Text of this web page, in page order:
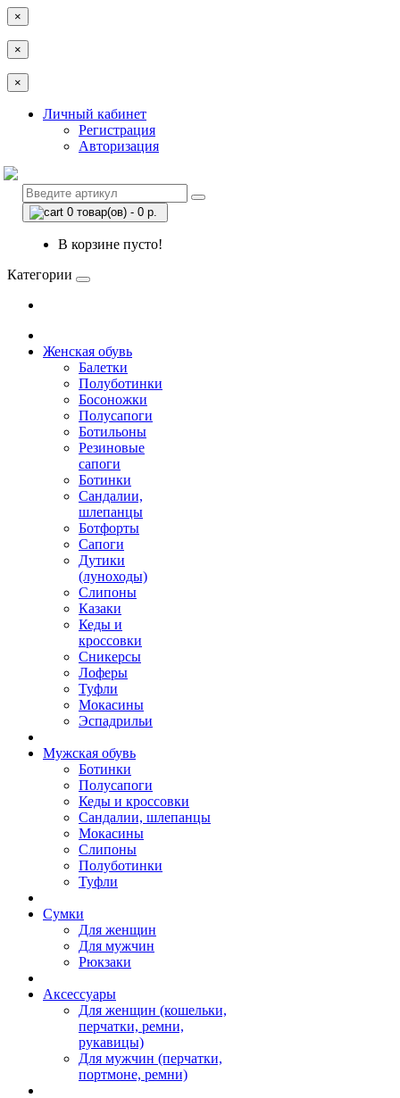
×
×
×
Личный кабинет
Регистрация
Авторизация
0 товар(ов) - 0 р.
В корзине пусто!
Категории
Женская обувь
Балетки
Полуботинки
Босоножки
Полусапоги
Ботильоны
Резиновые
сапоги
Ботинки
Сандалии,
шлепанцы
Ботфорты
Сапоги
Дутики
(луноходы)
Слипоны
Казаки
Кеды и
кроссовки
Сникерсы
Лоферы
Туфли
Мокасины
Эспадрильи
Мужская обувь
Ботинки
Полусапоги
Кеды и кроссовки
Сандалии, шлепанцы
Мокасины
Слипоны
Полуботинки
Туфли
Сумки
Для женщин
Для мужчин
Рюкзаки
Аксессуары
Для женщин (кошельки,
перчатки, ремни,
рукавицы)
Для мужчин (перчатки,
портмоне, ремни)